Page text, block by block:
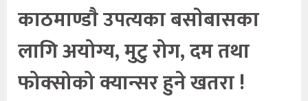
काठमाण्डाै उपत्यका बसाेबासका
लागि अयोग्य, मुटु रोग, दम तथा
फोक्सोको क्यान्सर हुने खतरा !